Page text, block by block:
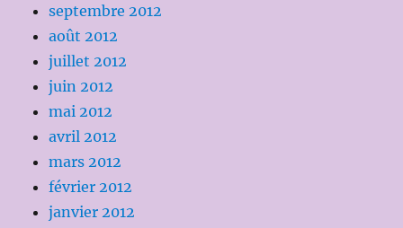
septembre 2012
août 2012
juillet 2012
juin 2012
mai 2012
avril 2012
mars 2012
février 2012
janvier 2012